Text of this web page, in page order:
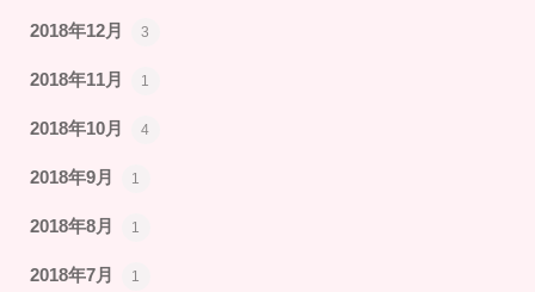
2018年12月 3
2018年11月 1
2018年10月 4
2018年9月 1
2018年8月 1
2018年7月 1